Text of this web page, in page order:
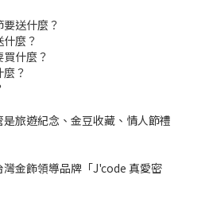
送什麼？
麼？
什麼？
？
旅遊紀念、金豆收藏、情人節禮
金飾領導品牌「J'code 真愛密